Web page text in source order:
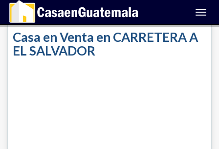
Casa en Venta en CARRETERA A
EL SALVADOR